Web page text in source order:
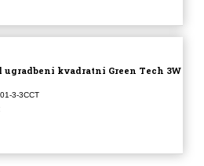
ugradbeni kvadratni Green Tech 3W
3-3CCT